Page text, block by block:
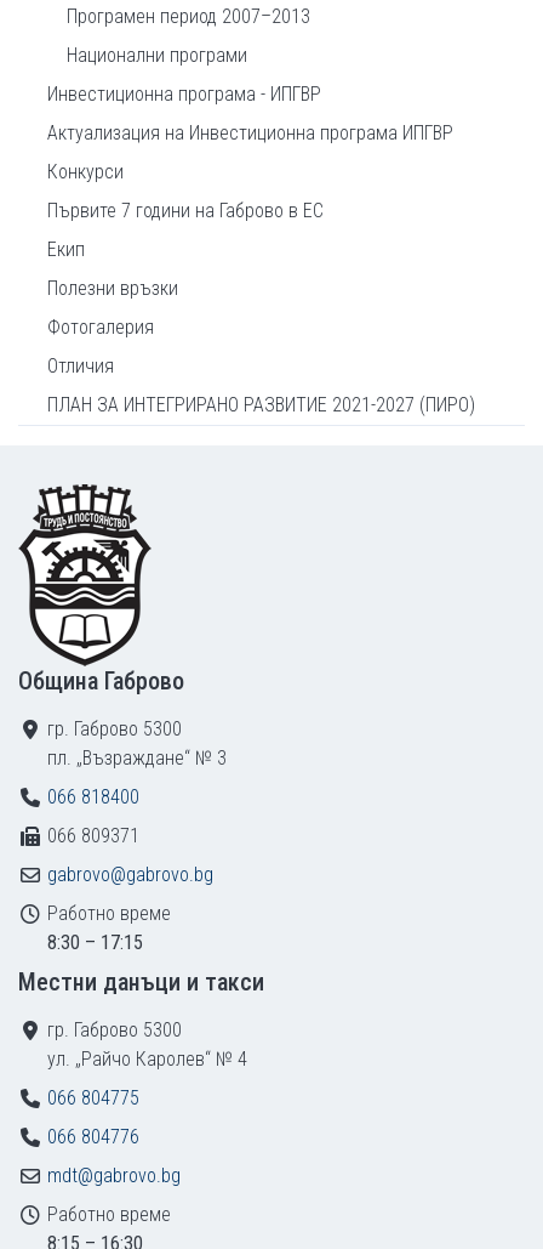
Програмен период 2007–2013
Национални програми
Инвестиционна програма - ИПГВР
Актуализация на Инвестиционна програма ИПГВР
Конкурси
Първите 7 години на Габрово в ЕС
Екип
Полезни връзки
Фотогалерия
Отличия
ПЛАН ЗА ИНТЕГРИРАНО РАЗВИТИЕ 2021-2027 (ПИРО)
Footer
Община Габрово
гр. Габрово 5300
пл. „Възраждане“ № 3
066 818400
066 809371
gabrovo@gabrovo.bg
Работно време
8:30 – 17:15
Местни данъци и такси
гр. Габрово 5300
ул. „Райчо Каролев“ № 4
066 804775
066 804776
mdt@gabrovo.bg
Работно време
8:15 – 16:30